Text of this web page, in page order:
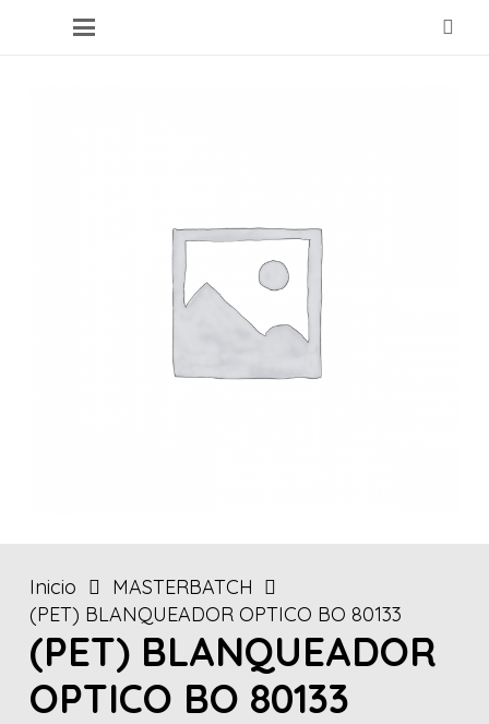
Inicio
MASTERBATCH
(PET) BLANQUEADOR OPTICO BO 80133
(PET) BLANQUEADOR
OPTICO BO 80133